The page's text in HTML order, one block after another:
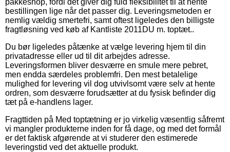
bestillingen lige når det passer dig. Leveringsmetoden er
nemlig vældig smertefri, samt oftest ligeledes den billigste
fragtløsning ved køb af Kantliste 2011DU m. toptæt..
Du bør ligeledes påtænke at vælge levering hjem til din
privatadresse eller ud til dit arbejdes adresse.
Leveringsformen bliver desværre en smule mere pebret,
men endda særdeles problemfri. Den mest betalelige
mulighed for levering vil dog utvivlsomt være selv at hente
ordren, som desværre forudsætter at du fysisk befinder dig
tæt på e-handlens lager.
Fragttiden på Med toptætning er jo virkelig væsentlig såfremt
vi mangler produkterne inden for få dage, og med det formål
er det faktisk afgørende at vi studerer den estimerede
leveringstid ved det aktuelle produkt.